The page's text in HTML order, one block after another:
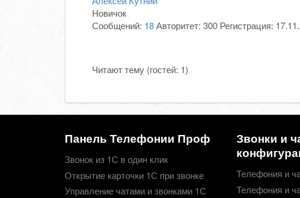
Новичок
Сообщений: 18 Авторитет: 300 Регистрация:
Читают тему (гостей: 1)
Панель Телефонии Проф
Звонок из 1С в один клик
Открытие карточки 1С при звонке
Управление чатами и звонками 1С
Звонки и
Телефония и
Телефония и